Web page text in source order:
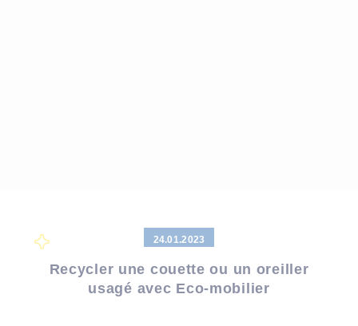
24.01.2023
Recycler une couette ou un oreiller
usagé avec Eco-mobilier